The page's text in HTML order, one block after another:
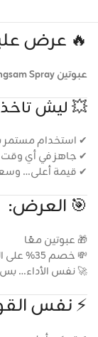
🔥 عرض
عبوتين HK Langsam Spray – تحكم مضاعف، بسعر أقل
💥 ليش
✔ استخدام مستمر
✔ جاهز في أي وقت
✔ قيمة أعلى…
🎯 العرض:
🎁 عبوتين معًا
💸 خصم 35% على السعر الإجمالي
🚀 نفس الأداء… بس
⚡ نفس